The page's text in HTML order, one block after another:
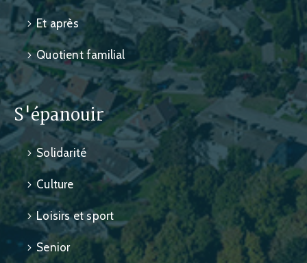
Et après
Quotient familial
S'épanouir
Solidarité
Culture
Loisirs et sport
Senior